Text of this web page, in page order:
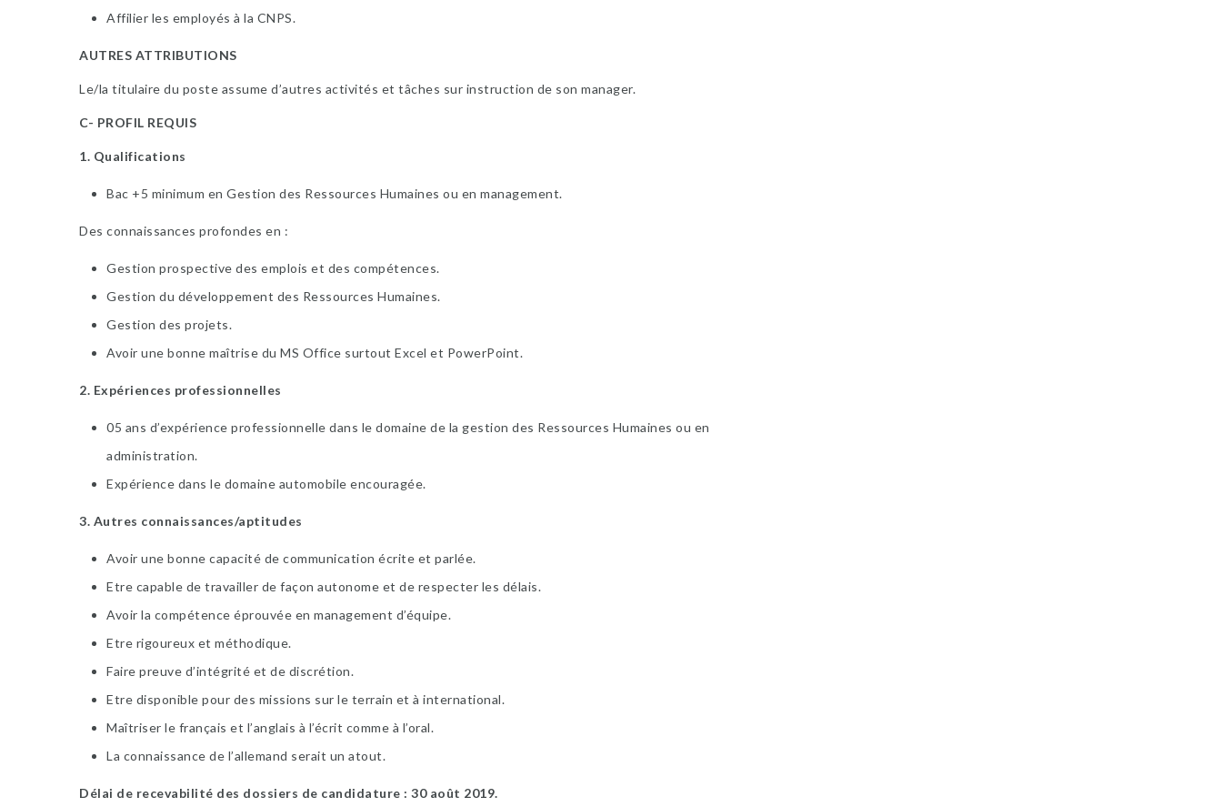
Affilier les employés à la CNPS.
AUTRES ATTRIBUTIONS
Le/la titulaire du poste assume d’autres activités et tâches sur instruction de son manager.
C- PROFIL REQUIS
1. Qualifications
Bac +5 minimum en Gestion des Ressources Humaines ou en management.
Des connaissances profondes en :
Gestion prospective des emplois et des compétences.
Gestion du développement des Ressources Humaines.
Gestion des projets.
Avoir une bonne maîtrise du MS Office surtout Excel et PowerPoint.
2. Expériences professionnelles
05 ans d’expérience professionnelle dans le domaine de la gestion des Ressources Humaines ou en
administration.
Expérience dans le domaine automobile encouragée.
3. Autres connaissances/aptitudes
Avoir une bonne capacité de communication écrite et parlée.
Etre capable de travailler de façon autonome et de respecter les délais.
Avoir la compétence éprouvée en management d’équipe.
Etre rigoureux et méthodique.
Faire preuve d’intégrité et de discrétion.
Etre disponible pour des missions sur le terrain et à international.
Maîtriser le français et l’anglais à l’écrit comme à l’oral.
La connaissance de l’allemand serait un atout.
Délai de recevabilité des dossiers de candidature : 30 août 2019.